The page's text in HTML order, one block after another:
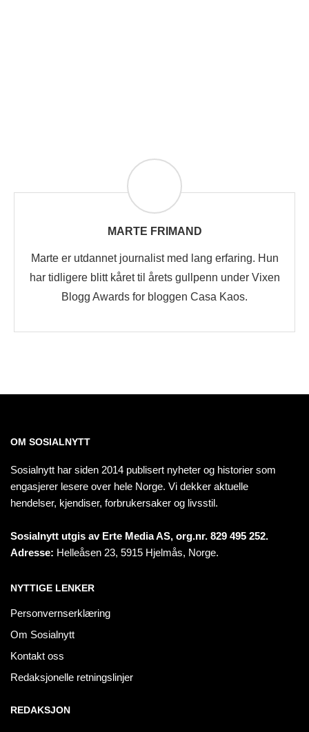
MARTE FRIMAND
Marte er utdannet journalist med lang erfaring. Hun
har tidligere blitt kåret til årets gullpenn under Vixen
Blogg Awards for bloggen Casa Kaos.
OM SOSIALNYTT
Sosialnytt har siden 2014 publisert nyheter og historier som
engasjerer lesere over hele Norge. Vi dekker aktuelle
hendelser, kjendiser, forbrukersaker og livsstil.
Sosialnytt utgis av Erte Media AS, org.nr. 829 495 252.
Adresse: Helleåsen 23, 5915 Hjelmås, Norge.
NYTTIGE LENKER
Personvernserklæring
Om Sosialnytt
Kontakt oss
Redaksjonelle retningslinjer
REDAKSJON